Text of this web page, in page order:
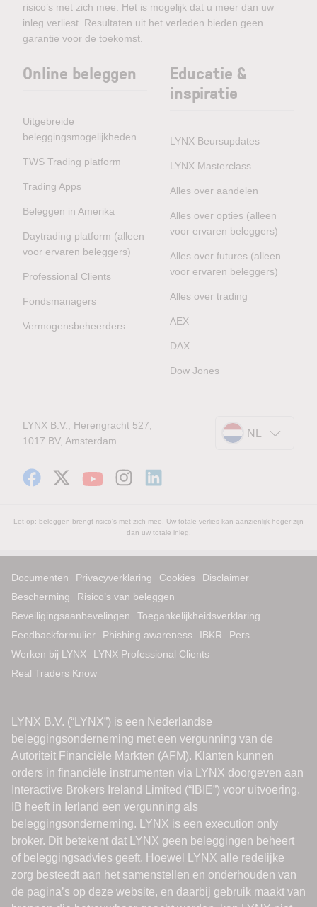
risico’s met zich mee. Het is mogelijk dat u meer dan uw
inleg verliest. Resultaten uit het verleden bieden geen
garantie voor de toekomst.
Online beleggen
Uitgebreide
beleggingsmogelijkheden
TWS Trading platform
Trading Apps
Beleggen in Amerika
Daytrading platform (alleen
voor ervaren beleggers)
Professional Clients
Fondsmanagers
Vermogensbeheerders
Educatie &
inspiratie
LYNX Beursupdates
LYNX Masterclass
Alles over aandelen
Alles over opties (alleen
voor ervaren beleggers)
Alles over futures (alleen
voor ervaren beleggers)
Alles over trading
AEX
DAX
Dow Jones
LYNX B.V., Herengracht 527,
1017 BV, Amsterdam
NL
Let op: beleggen brengt risico's met zich mee. Uw totale verlies kan aanzienlijk hoger zijn
dan uw totale inleg.
Documenten Privacyverklaring Cookies
Disclaimer
Bescherming
Risico’s van beleggen
Beveiligingsaanbevelingen
Toegankelijkheidsverklaring
Feedbackformulier
Phishing awareness IBKR
Pers
Werken bij LYNX
LYNX Professional Clients
Real Traders Know